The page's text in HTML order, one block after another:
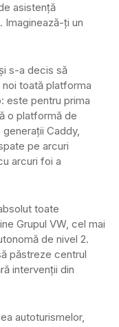
asistență
Imaginează-ți un
s-a decis să
toată platforma
este pentru prima
o platformă de
Caddy,
pe arcuri
arcuri foi a
toate
Grupul VW, cel mai
de nivel 2.
păstreze centrul
intervenții din
autoturismelor,